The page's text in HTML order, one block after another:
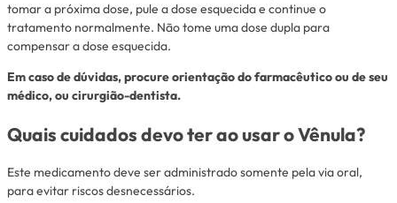
tomar a próxima dose, pule a dose esquecida e continue o
tratamento normalmente. Não tome uma dose dupla para
compensar a dose esquecida.
Em caso de dúvidas, procure orientação do farmacêutico ou de seu
médico, ou cirurgião-dentista.
Quais cuidados devo ter ao usar o Vênula?
Este medicamento deve ser administrado somente pela via oral,
para evitar riscos desnecessários.